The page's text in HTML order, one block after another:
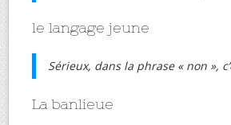
le langage jeune
Sérieux, dans la phrase « non »,
La banlieue